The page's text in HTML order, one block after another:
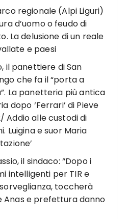
regionale (Alpi Liguri)
d’uomo o feudo di
La delusione di un reale
e paesi
il panettiere di San
che fa il “porta a
La panetteria più antica
dopo ‘Ferrari’ di Pieve
Addio alle custodi di
Luigina e suor Maria
il sindaco: “Dopo i
intelligenti per TIR e
toccherà
Anas e prefettura danno